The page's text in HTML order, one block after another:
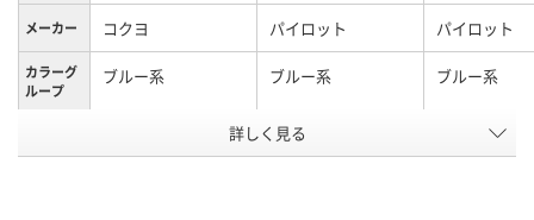
メーカー コクヨ パイロット パイロット
カラーグ
ループ
ブルー系 ブルー系 ブルー系
中字丸芯、中字 細字丸芯、細
詳しく見る